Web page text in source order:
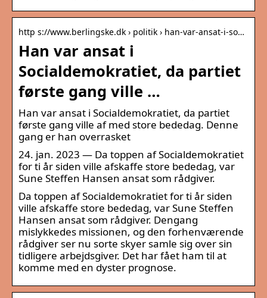
http s://www.berlingske.dk › politik › han-var-ansat-i-so…
Han var ansat i
Socialdemokratiet, da partiet
første gang ville …
Han var ansat i Socialdemokratiet, da partiet
første gang ville af med store bededag. Denne
gang er han overrasket
24. jan. 2023 — Da toppen af Socialdemokratiet
for ti år siden ville afskaffe store bededag, var
Sune Steffen Hansen ansat som rådgiver.
Da toppen af Socialdemokratiet for ti år siden
ville afskaffe store bededag, var Sune Steffen
Hansen ansat som rådgiver. Dengang
mislykkedes missionen, og den forhenværende
rådgiver ser nu sorte skyer samle sig over sin
tidligere arbejdsgiver. Det har fået ham til at
komme med en dyster prognose.